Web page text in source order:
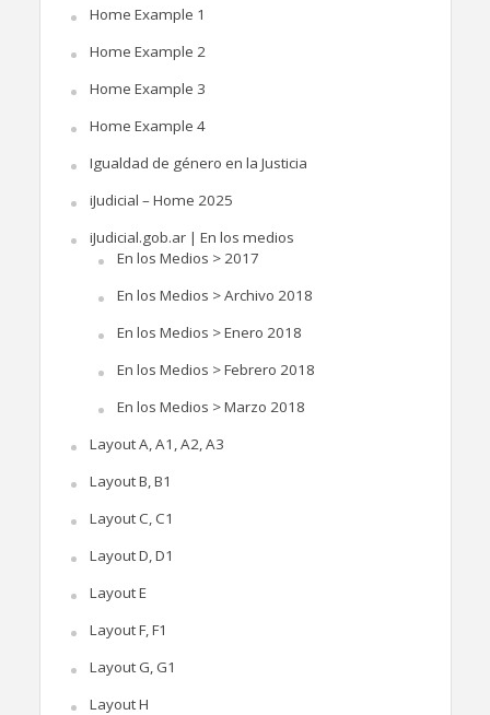
Home Example 1
Home Example 2
Home Example 3
Home Example 4
Igualdad de género en la Justicia
iJudicial – Home 2025
iJudicial.gob.ar | En los medios
En los Medios > 2017
En los Medios > Archivo 2018
En los Medios > Enero 2018
En los Medios > Febrero 2018
En los Medios > Marzo 2018
Layout A, A1, A2, A3
Layout B, B1
Layout C, C1
Layout D, D1
Layout E
Layout F, F1
Layout G, G1
Layout H